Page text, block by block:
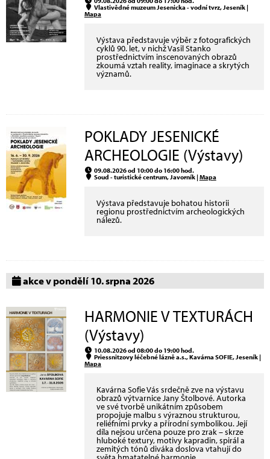
Vlastivědné muzeum Jesenicka - vodní tvrz, Jeseník |
Mapa
Výstava představuje výběr z fotografických
cyklů 90. let, v nichž Vasil Stanko
prostřednictvím inscenovaných obrazů
zkoumá vztah reality, imaginace a skrytých
významů.
POKLADY JESENICKÉ
ARCHEOLOGIE (Výstavy)
09.08.2026 od 10:00 do 16:00 hod.
Soud - turistické centrum, Javorník |Mapa
Výstava představuje bohatou historii
regionu prostřednictvím archeologických
nálezů.
akce v pondělí 10. srpna 2026
HARMONIE V TEXTURÁCH
(Výstavy)
10.08.2026 od 08:00 do 19:00 hod.
Priessnitzovy léčebné lázně a.s., Kavárna SOFIE, Jeseník |
Mapa
Kavárna Sofie Vás srdečně zve na výstavu
obrazů výtvarnice Jany Štolbové. Autorka
ve své tvorbě unikátním způsobem
propojuje malbu s výraznou strukturou,
reliéfními prvky a přírodní symbolikou. Její
díla nejsou určena pouze pro zrak – skrze
hluboké textury, motivy kapradin, spirál a
zemitých tónů diváka doslova vtahují do